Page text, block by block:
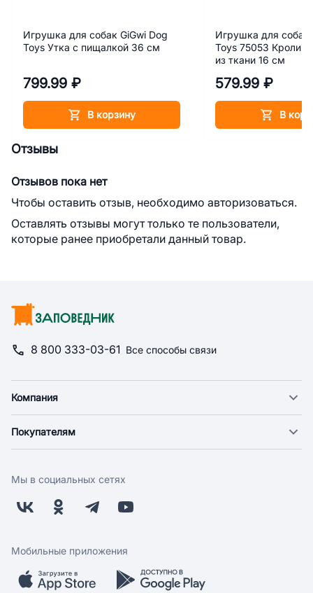
Игрушка для собак GiGwi Dog
Toys Утка с пищалкой 36 см
799.99 ₽
В корзину
Игрушка для собак
Toys 75053 Кролик
из ткани 16 см
579.99 ₽
В
Отзывы
Отзывов пока нет
Чтобы оставить отзыв, необходимо авторизоваться.
Оставлять отзывы могут только те пользователи,
которые ранее приобретали данный товар.
8 800 333-03-61 Все способы связи
Компания
Новости
Поставщикам
Заводчикам
Обратная связь
Покупателям
Оплата
Бонусная программа
Скидки и акции
Мобильное приложение
Мы в социальных сетях
Мобильные приложения